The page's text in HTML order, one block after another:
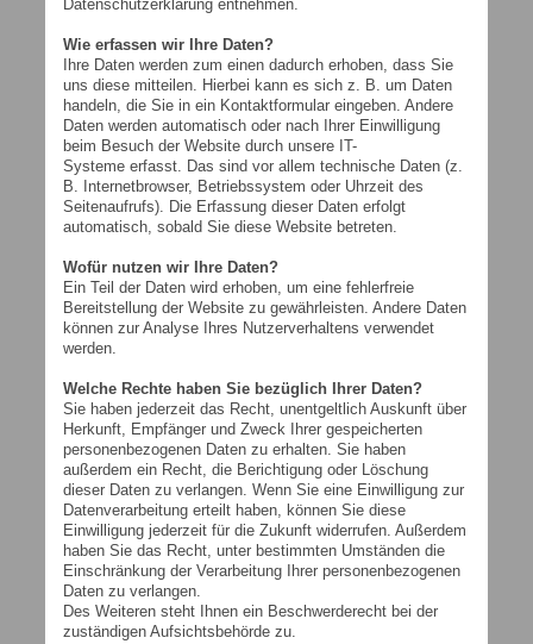
Datenschutzerklärung entnehmen.
Wie erfassen wir Ihre Daten?
Ihre Daten werden zum einen dadurch erhoben, dass Sie
uns diese mitteilen. Hierbei kann es sich z. B. um Daten
handeln, die Sie in ein Kontaktformular eingeben. Andere
Daten werden automatisch oder nach Ihrer Einwilligung
beim Besuch der Website durch unsere IT-
Systeme erfasst. Das sind vor allem technische Daten (z.
B. Internetbrowser, Betriebssystem oder Uhrzeit des
Seitenaufrufs). Die Erfassung dieser Daten erfolgt
automatisch, sobald Sie diese Website betreten.
Wofür nutzen wir Ihre Daten?
Ein Teil der Daten wird erhoben, um eine fehlerfreie
Bereitstellung der Website zu gewährleisten. Andere Daten
können zur Analyse Ihres Nutzerverhaltens verwendet
werden.
Welche Rechte haben Sie bezüglich Ihrer Daten?
Sie haben jederzeit das Recht, unentgeltlich Auskunft über
Herkunft, Empfänger und Zweck Ihrer gespeicherten
personenbezogenen Daten zu erhalten. Sie haben
außerdem ein Recht, die Berichtigung oder Löschung
dieser Daten zu verlangen. Wenn Sie eine Einwilligung zur
Datenverarbeitung erteilt haben, können Sie diese
Einwilligung jederzeit für die Zukunft widerrufen. Außerdem
haben Sie das Recht, unter bestimmten Umständen die
Einschränkung der Verarbeitung Ihrer personenbezogenen
Daten zu verlangen.
Des Weiteren steht Ihnen ein Beschwerderecht bei der
zuständigen Aufsichtsbehörde zu.